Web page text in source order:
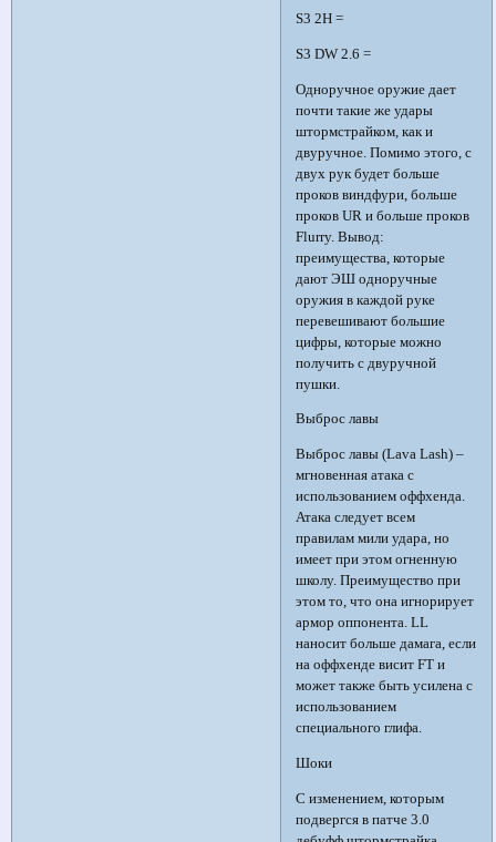
S3 2H =
S3 DW 2.6 =
Одноручное оружие дает
почти такие же удары
штормстрайком, как и
двуручное. Помимо этого, с
двух рук будет больше
проков виндфури, больше
проков UR и больше проков
Flurry. Вывод:
преимущества, которые
дают ЭШ одноручные
оружия в каждой руке
перевешивают большие
цифры, которые можно
получить с двуручной
пушки.
Выброс лавы
Выброс лавы (Lava Lash) –
мгновенная атака с
использованием оффхенда.
Атака следует всем
правилам мили удара, но
имеет при этом огненную
школу. Преимущество при
этом то, что она игнорирует
армор оппонента. LL
наносит больше дамага, если
на оффхенде висит FT и
может также быть усилена с
использованием
специального глифа.
Шоки
С изменением, которым
подвергся в патче 3.0